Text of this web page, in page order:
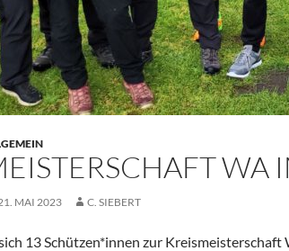
WA
MAI 2023 C. SIEBERT
13 Schützen*innen zur Kreismeisterschaft